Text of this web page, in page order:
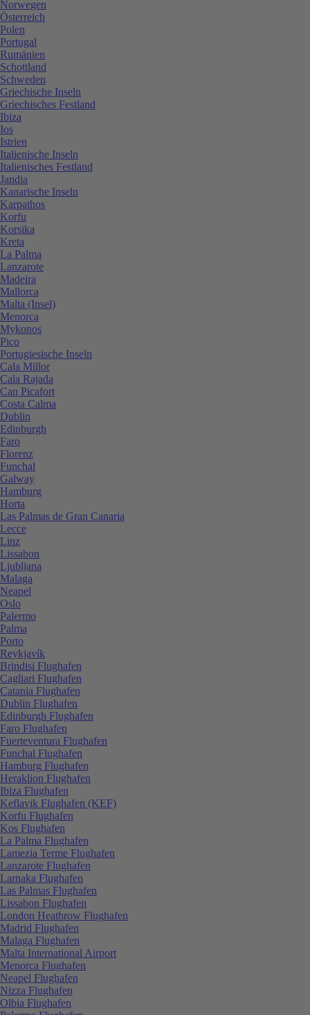
Norwegen
Österreich
Polen
Portugal
Rumänien
Schottland
Schweden
Griechische Inseln
Griechisches Festland
Ibiza
Ios
Istrien
Italienische Inseln
Italienisches Festland
Jandia
Kanarische Inseln
Karpathos
Korfu
Korsika
Kreta
La Palma
Lanzarote
Madeira
Mallorca
Malta (Insel)
Menorca
Mykonos
Pico
Portugiesische Inseln
Cala Millor
Cala Rajada
Can Picafort
Costa Calma
Dublin
Edinburgh
Faro
Florenz
Funchal
Galway
Hamburg
Horta
Las Palmas de Gran Canaria
Lecce
Linz
Lissabon
Ljubljana
Malaga
Neapel
Oslo
Palermo
Palma
Porto
Reykjavík
Brindisi Flughafen
Cagliari Flughafen
Catania Flughafen
Dublin Flughafen
Edinburgh Flughafen
Faro Flughafen
Fuerteventura Flughafen
Funchal Flughafen
Hamburg Flughafen
Heraklion Flughafen
Ibiza Flughafen
Keflavik Flughafen (KEF)
Korfu Flughafen
Kos Flughafen
La Palma Flughafen
Lamezia Terme Flughafen
Lanzarote Flughafen
Larnaka Flughafen
Las Palmas Flughafen
Lissabon Flughafen
London Heathrow Flughafen
Madrid Flughafen
Malaga Flughafen
Malta International Airport
Menorca Flughafen
Neapel Flughafen
Nizza Flughafen
Olbia Flughafen